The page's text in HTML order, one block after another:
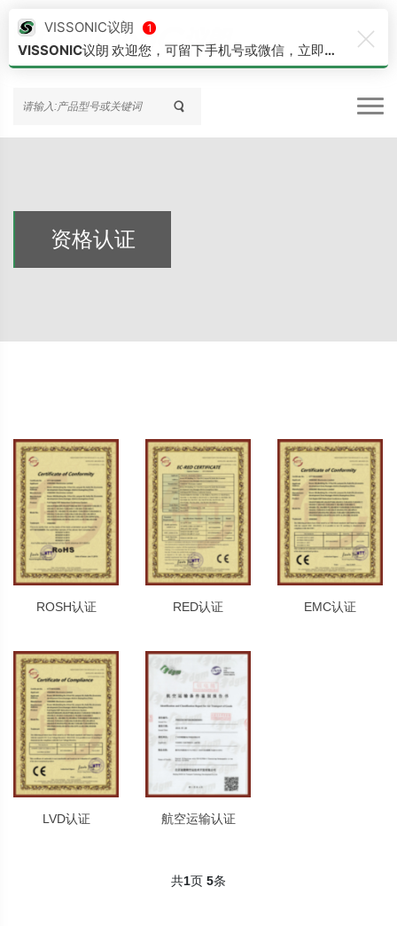
资格认证
ROSH认证 RED认证 EMC认证
LVD认证 航空运输认证
共1页 5条
VISSONIC议朗 1
VISSONIC议朗 欢迎您，可留下手机号或微信，立即为您安排项目经理对接。（售前咨询：020-82515140）（各地区经理联系方式，请与在线客服获取：地级市支持）